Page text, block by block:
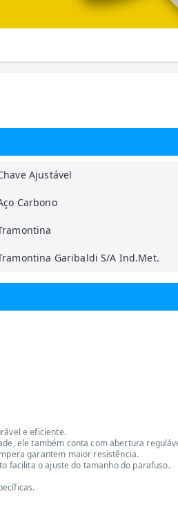
Ajustável
Carbono
Garibaldi S/A Ind.Met.
e eficiente.
ele também conta com abertura
garantem maior resistência.
facilita o ajuste do tamanho do parafuso.